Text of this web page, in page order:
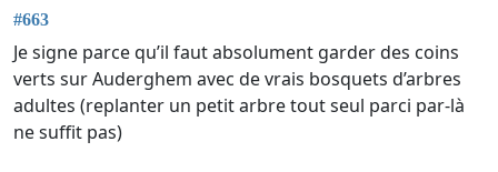
#663
Je signe parce qu’il faut absolument garder des coins
verts sur Auderghem avec de vrais bosquets d’arbres
adultes (replanter un petit arbre tout seul parci par-là
ne suffit pas)